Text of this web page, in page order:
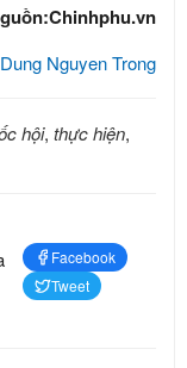
Dung Nguyen Trong
hội, thực hiện,
Facebook
Tweet